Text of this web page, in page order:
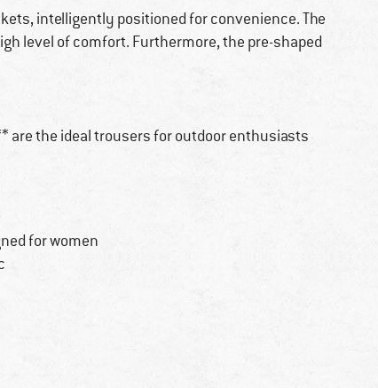
intelligently positioned for convenience. The
level of comfort. Furthermore, the pre-shaped
are the ideal trousers for outdoor enthusiasts
for women